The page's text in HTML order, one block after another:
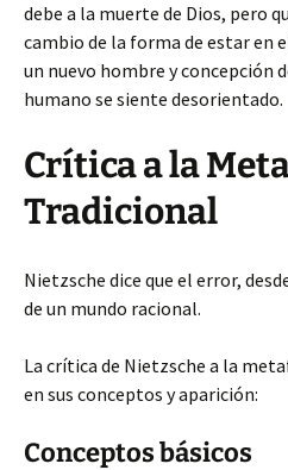
debe a la muerte de Dios, pero
cambio de la forma de estar en
un nuevo hombre y concepción
humano se siente desorientado.
Crítica a la
Tradicional
Nietzsche dice que el error,
de un mundo racional.
La crítica de Nietzsche a la
en sus conceptos y aparición:
Conceptos básicos